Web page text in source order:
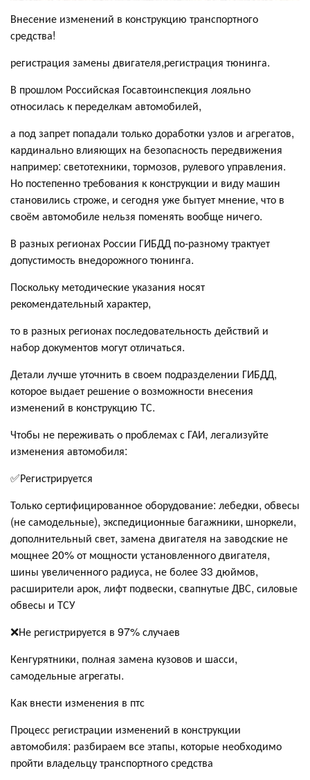
Внесение изменений в конструкцию транспортного
средства!
регистрация замены двигателя,регистрация тюнинга.
В прошлом Российская Госавтоинспекция лояльно
относилась к переделкам автомобилей,
а под запрет попадали только доработки узлов и агрегатов,
кардинально влияющих на безопасность передвижения
например: светотехники, тормозов, рулевого управления.
Но постепенно требования к конструкции и виду машин
становились строже, и сегодня уже бытует мнение, что в
своём автомобиле нельзя поменять вообще ничего.
В разных регионах России ГИБДД по-разному трактует
допустимость внедорожного тюнинга.
Поскольку методические указания носят
рекомендательный характер,
то в разных регионах последовательность действий и
набор документов могут отличаться.
Детали лучше уточнить в своем подразделении ГИБДД,
которое выдает решение о возможности внесения
изменений в конструкцию ТС.
Чтобы не переживать о проблемах с ГАИ, легализуйте
изменения автомобиля:
✅Регистрируется
Только сертифицированное оборудование: лебедки, обвесы
(не самодельные), экспедиционные багажники, шноркели,
дополнительный свет, замена двигателя на заводские не
мощнее 20% от мощности установленного двигателя,
шины увеличенного радиуса, не более 33 дюймов,
расширители арок, лифт подвески, свапнутые ДВС, силовые
обвесы и ТСУ
❌Не регистрируется в 97% случаев
Кенгурятники, полная замена кузовов и шасси,
самодельные агрегаты.
Как внести изменения в птс
Процесс регистрации изменений в конструкции
автомобиля: разбираем все этапы, которые необходимо
пройти владельцу транспортного средства